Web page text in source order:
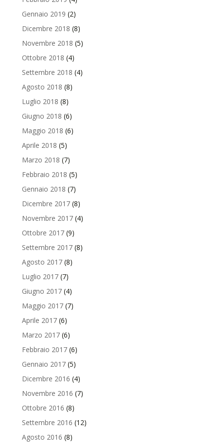
Gennaio 2019 (2)
Dicembre 2018 (8)
Novembre 2018 (5)
Ottobre 2018 (4)
Settembre 2018 (4)
Agosto 2018 (8)
Luglio 2018 (8)
Giugno 2018 (6)
Maggio 2018 (6)
Aprile 2018 (5)
Marzo 2018 (7)
Febbraio 2018 (5)
Gennaio 2018 (7)
Dicembre 2017(8)
Novembre 2017(4)
Ottobre 2017(9)
Settembre 2017(8)
Agosto 2017(8)
Luglio 2017(7)
Giugno 2017(4)
Maggio 2017(7)
Aprile 2017(6)
Marzo 2017(6)
Febbraio 2017(6)
Gennaio 2017(5)
Dicembre 2016 (4)
Novembre 2016 (7)
Ottobre 2016 (8)
Settembre 2016 (12)
Agosto 2016 (8)